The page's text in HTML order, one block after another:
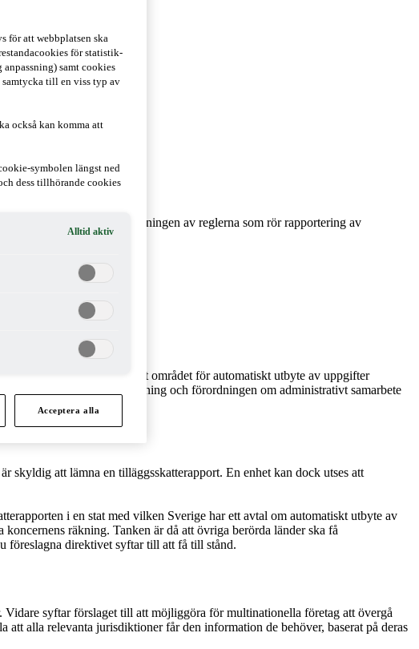
är att förenkla tillämpningen av reglerna som rör rapportering av
som innebär att området för automatiskt utbyte av uppgifter
i fråga om beskattning och förordningen om administrativt samarbete
skyldig att lämna en tilläggsskatterapport. En enhet kan dock utses att
i en stat med vilken Sverige har ett avtal om automatiskt utbyte av
räkning. Tanken är då att övriga berörda länder ska få
föreslagna direktivet syftar till att få till stånd.
syftar förslaget till att möjliggöra för multinationella företag att övergå
alla relevanta jurisdiktioner får den information de behöver, baserat på deras
för att webbplatsen ska
för statistik-
samt cookies
till en viss typ av
också kan komma att
symbolen längst ned
dess tillhörande cookies
Alltid aktiv
Acceptera alla